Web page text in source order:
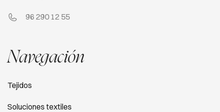
96 290 12 55
Navegación
Tejidos
Soluciones textiles